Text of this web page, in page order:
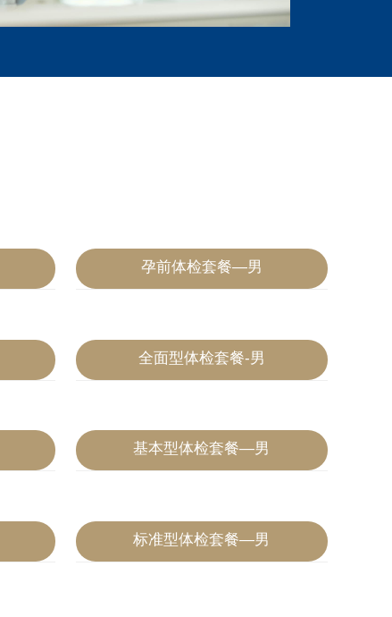
孕前体检套餐—男
全面型体检套餐-男
基本型体检套餐—男
标准型体检套餐—男